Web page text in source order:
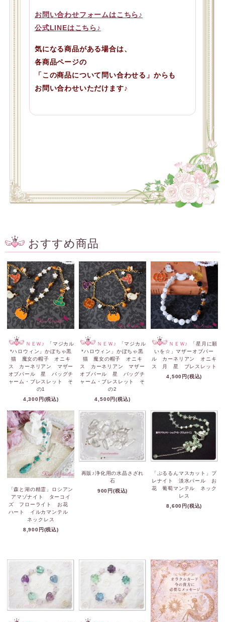
お問い合わせフォームはこちら♪
公式LINEはこちら♪
気になる商品がある場合は、
各商品ページの
「この商品について問い合わせる」からも
お問い合わせいただけます♪
おすすめ商品
ＮＥＷ♪
「マジカル
*ハロウィン」かぼちゃ黒
猫 魔女の帽子 オニキ
ス カーネリアン マザー
オブパール 星 バッグチ
ャーム・ブレスレット そ
の1
4,300円(税込)
ＮＥＷ♪
「マジカル
*ハロウィン」かぼちゃ黒
猫 魔女の帽子 オニキ
ス カーネリアン マザー
オブパール 星 バッグチ
ャーム・ブレスレット そ
の2
4,500円(税込)
ＮＥＷ♪
「星月に願
いを☆」マザーオブパー
ル カーネリアン オニキ
ス 月 星 ブレスレット
4,500円(税込)
「森と湖の精霊」ロシアン
アマゾナイト ターコイ
ズ フローライト お花
ハート イルカマンテル
ネックレス
8,900円(税込)
再販♪浄化用の水晶さざれ
石
900円(税込)
「ぷるるんマスカット」プ
レナイト 淡水パール お
花 葡萄マンテル ネック
レス
8,600円(税込)